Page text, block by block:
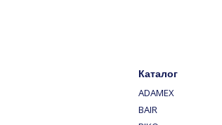
Каталог
ADAMEX
BAIR